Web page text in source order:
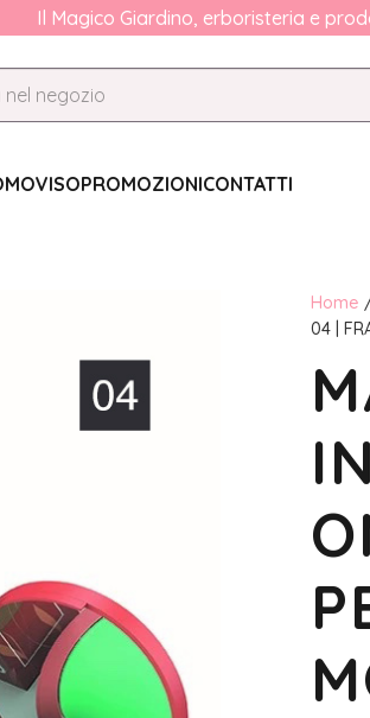
Il Magico Giardino, erboristeria e
VISOPROMOZIONICONTATTI
Home
04 |